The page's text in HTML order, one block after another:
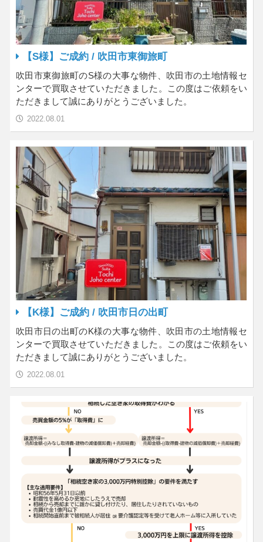
【S様】ご成約 / 吹田市東御旅町
吹田市東御旅町のS様の大事な物件、吹田市の土地情報セ
ンターで買取させていただきました。この度はご依頼をい
ただきまして誠にありがとうございました。
2022.08.01
【K様】ご成約 / 吹田市日の出町
吹田市日の出町のK様の大事な物件、吹田市の土地情報セ
ンターで買取させていただきました。この度はご依頼をい
ただきまして誠にありがとうございました。
2022.08.01